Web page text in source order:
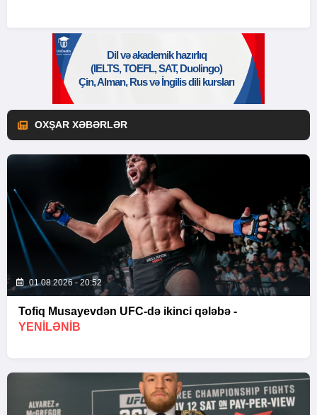
OXŞAR XƏBƏRLƏR
01.08.2026 - 20:52
Tofiq Musayevdən UFC-də ikinci qələbə -
YENİLƏNİB